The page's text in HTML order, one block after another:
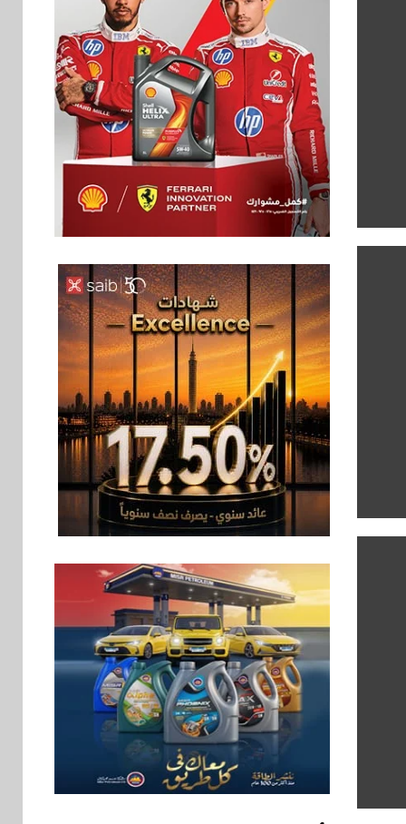
6
اخبار
تتشاركان في تطوير
أول منصة للسياحة
الصحية في مصر
والشرق الأوسط
وأفريقيا Tour4Cure
7 سوق وصلة
هواوي: هاتف nova 15
Max بطارية ضخمة
وتصميم متين جهازًا
مثاليًا للشباب
8
اقتصاد
إي اف چي فاينانس
تستعرض خطط نمو
«بلد» لتعزيز حضورها
المصريين بالخارج
اخبار
بيان توضيحي صادر عن
شركة ناتجاس
10 سوق وصلة
vivo تشعل المنافسة
في مصر مع إطلاق
Y500 المزود ببطارية